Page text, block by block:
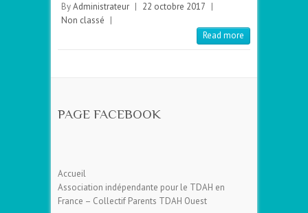
ByAdministrateur 22 octobre 2017
Non classé
Read more
PAGE FACEBOOK
Accueil
Association indépendante pour le TDAH en
France – Collectif Parents TDAH Ouest